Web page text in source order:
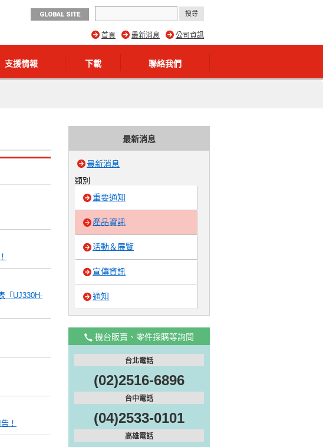
GLOBAL SITE
公司資訊
最新消息
首頁
支援情報 下載 聯絡我們
「UJ330H-
！
最新消息
最新消息
類別
重要通知
產品資訊
活動＆展覽
宣傳資訊
通知
機台販賣、零件採購等詢問
台北電話
(02)2516-6896
台中電話
(04)2533-0101
高雄電話